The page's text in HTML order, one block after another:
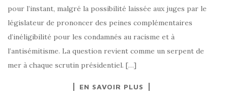
pour l’instant, malgré la possibilité laissée aux juges par le
législateur de prononcer des peines complémentaires
d’inéligibilité pour les condamnés au racisme et à
l’antisémitisme. La question revient comme un serpent de
mer à chaque scrutin présidentiel. […]
EN SAVOIR PLUS